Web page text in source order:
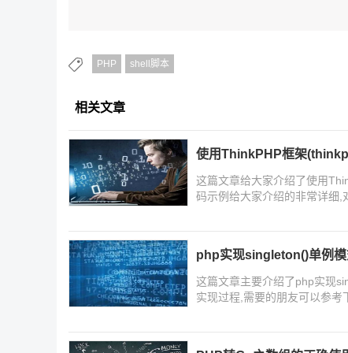
PHP shell脚本
相关文章
使用ThinkPHP框架
这篇文章给大家介绍了使用
码示例给大家介绍的非常详细,
php实现singleton()单例模
这篇文章主要介绍了php实现
实现过程,需要的朋友可以参考